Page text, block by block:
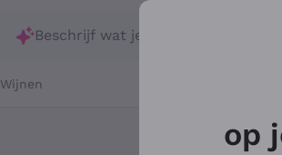
Beschrijf wat je zoekt
Wijnen
op